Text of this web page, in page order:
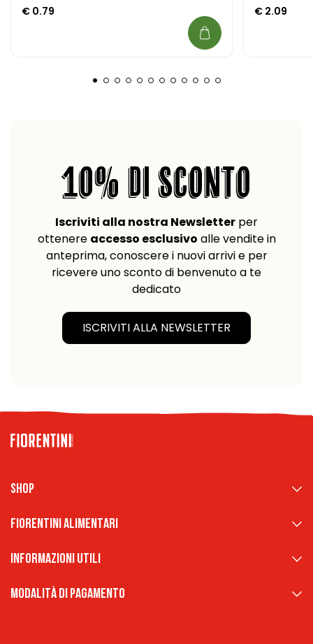
€ 0.79 € 2.09
10% DI SCONTO
Iscriviti alla nostra Newsletter per
ottenere accesso esclusivo alle vendite in
anteprima, conoscere i nuovi arrivi e per
ricevere uno sconto di benvenuto a te
dedicato
ISCRIVITI ALLA NEWSLETTER
Shop
Fiorentini Alimentari
Informazioni Utili
Modalità di pagamento